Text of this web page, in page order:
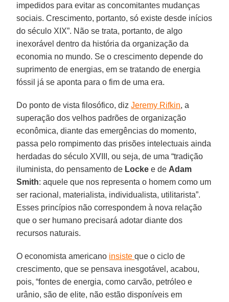
impedidos para evitar as concomitantes mudanças
sociais. Crescimento, portanto, só existe desde inícios
do século XIX”. Não se trata, portanto, de algo
inexorável dentro da história da organização da
economia no mundo. Se o crescimento depende do
suprimento de energias, em se tratando de energia
fóssil já se aponta para o fim de uma era.
Do ponto de vista filosófico, dizJeremy Rifkin, a
superação dos velhos padrões de organização
econômica, diante das emergências do momento,
passa pelo rompimento das prisões intelectuais ainda
herdadas do século XVIII, ou seja, de uma “tradição
iluminista, do pensamento de Lockee de Adam
Smith: aquele que nos representa o homem como um
ser racional, materialista, individualista, utilitarista”.
Esses princípios não correspondem à nova relação
que o ser humano precisará adotar diante dos
recursos naturais.
O economista americano insisteque o ciclo de
crescimento, que se pensava inesgotável, acabou,
pois, “fontes de energia, como carvão, petróleo e
urânio, são de elite, não estão disponíveis em